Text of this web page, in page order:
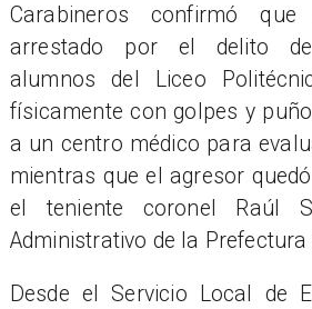
Carabineros confirmó
arrestado por el delito
alumnos del Liceo
físicamente con golpes y
a un centro médico para
mientras que el agresor
el teniente coronel Raúl
Administrativo de la Prefectura
Desde el Servicio Local de